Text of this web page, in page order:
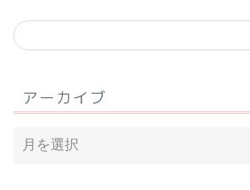
アーカイブ